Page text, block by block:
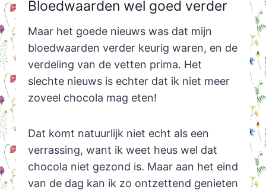
Bloedwaarden wel goed verder
Maar het goede nieuws was dat mijn
bloedwaarden verder keurig waren, en de
verdeling van de vetten prima. Het
slechte nieuws is echter dat ik niet meer
zoveel chocola mag eten!
Dat komt natuurlijk niet echt als een
verrassing, want ik weet heus wel dat
chocola niet gezond is. Maar aan het eind
van de dag kan ik zo ontzettend genieten